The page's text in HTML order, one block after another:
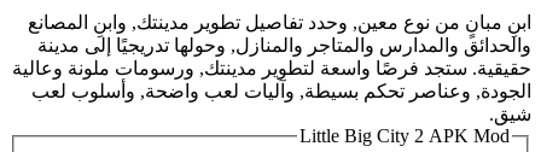
ابنِ مبانٍ من نوع معين, وحدد تفاصيل تطوير مدينتك, وابنِ المصانع
والحدائق والمدارس والمتاجر والمنازل, وحولها تدريجيًا إلى مدينة
حقيقية. ستجد فرصًا واسعة لتطوير مدينتك, ورسومات ملونة وعالية
الجودة, وعناصر تحكم بسيطة, وآليات لعب واضحة, وأسلوب لعب
شيق.
Little Big City 2 APK Mod